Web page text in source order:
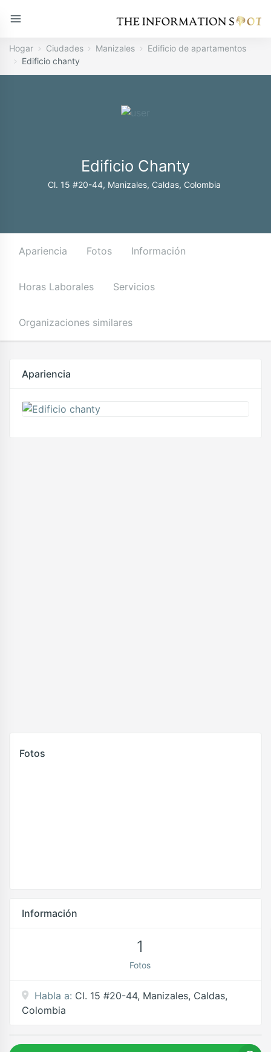
Hogar Ciudades Manizales
Edificio de apartamentos
Edificio chanty
Edificio Chanty
Cl. 15 #20-44, Manizales, Caldas, Colombia
Apariencia Fotos Información
Horas Laborales Servicios
Organizaciones similares
Apariencia
Fotos
Información
1
Fotos
Habla a: Cl. 15 #20-44, Manizales, Caldas,
Colombia